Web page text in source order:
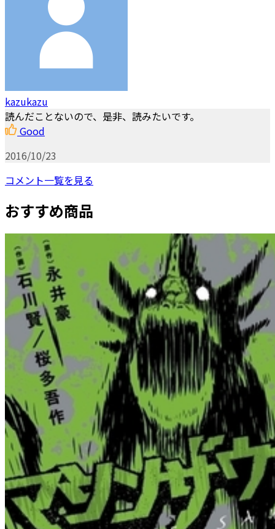
kazukazu
読んだことないので、是非、読みたいです。
Good
2016/10/23
コメント一覧を見る
おすすめ商品